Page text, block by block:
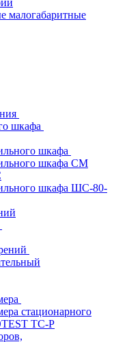
малогабаритные
шкафа
шкафа
шкафа СМ
шкафа ШС-80-
стационарного
TС-Р